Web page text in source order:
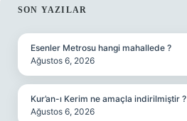
SIDEBAR
SON YAZILAR
Esenler Metrosu hangi mahallede ?
Ağustos 6, 2026
Kur’an-ı Kerim ne amaçla indirilmiştir ?
Ağustos 6, 2026